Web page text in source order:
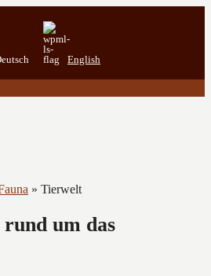
English
» Tierwelt
um das